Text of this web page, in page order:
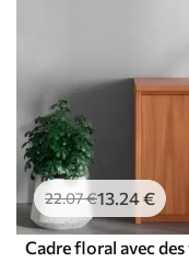
22.07€13.24€
Cadre floral avec